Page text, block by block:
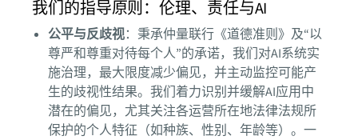
我们的指导原则：伦理、责任与AI
公平与反歧视：秉承仲量联行《道德准则》及“以
尊严和尊重对待每个人”的承诺，我们对AI系统实
施治理，最大限度减少偏见，并主动监控可能产
生的歧视性结果。我们着力识别并缓解AI应用中
潜在的偏见，尤其关注各运营所在地法律法规所
保护的个人特征（如种族、性别、年龄等）。一